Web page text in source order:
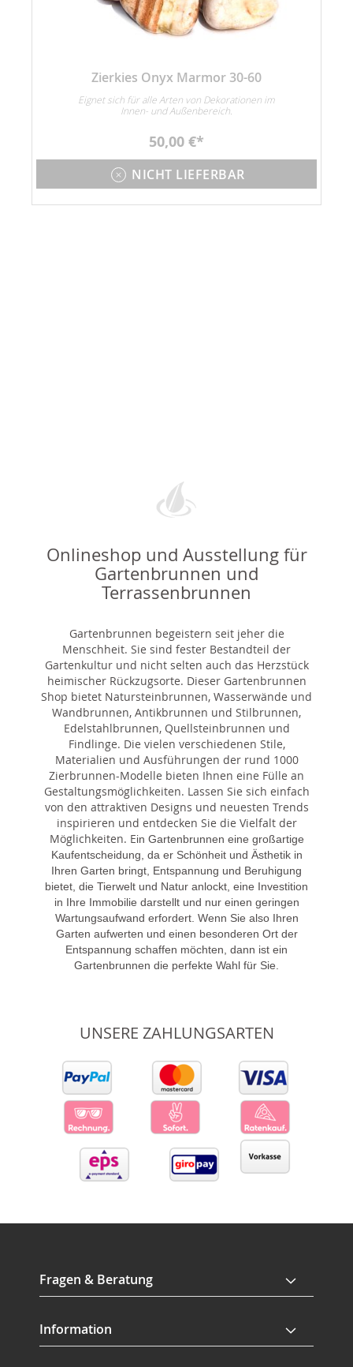
Zierkies Onyx Marmor 30-60
Eignet sich für alle Arten von Dekorationen im
Innen- und Außenbereich.
50,00 €
NICHT LIEFERBAR
Onlineshop und Ausstellung für
Gartenbrunnen und
Terrassenbrunnen
Gartenbrunnen begeistern seit jeher die
Menschheit. Sie sind fester Bestandteil der
Gartenkultur und nicht selten auch das Herzstück
heimischer Rückzugsorte. Dieser Gartenbrunnen
Shop bietet Natursteinbrunnen, Wasserwände und
Wandbrunnen, Antikbrunnen und Stilbrunnen,
Edelstahlbrunnen, Quellsteinbrunnen und
Findlinge. Die vielen verschiedenen Stile,
Materialien und Ausführungen der rund 1000
Zierbrunnen-Modelle bieten Ihnen eine Fülle an
Gestaltungsmöglichkeiten. Lassen Sie sich einfach
von den attraktiven Designs und neuesten Trends
inspirieren und entdecken Sie die Vielfalt der
Möglichkeiten. Ein Gartenbrunnen eine großartige
Kaufentscheidung, da er Schönheit und Ästhetik in
Ihren Garten bringt, Entspannung und Beruhigung
bietet, die Tierwelt und Natur anlockt, eine Investition
in Ihre Immobilie darstellt und nur einen geringen
Wartungsaufwand erfordert. Wenn Sie also Ihren
Garten aufwerten und einen besonderen Ort der
Entspannung schaffen möchten, dann ist ein
Gartenbrunnen die perfekte Wahl für Sie.
UNSERE ZAHLUNGSARTEN
Fragen & Beratung
Information